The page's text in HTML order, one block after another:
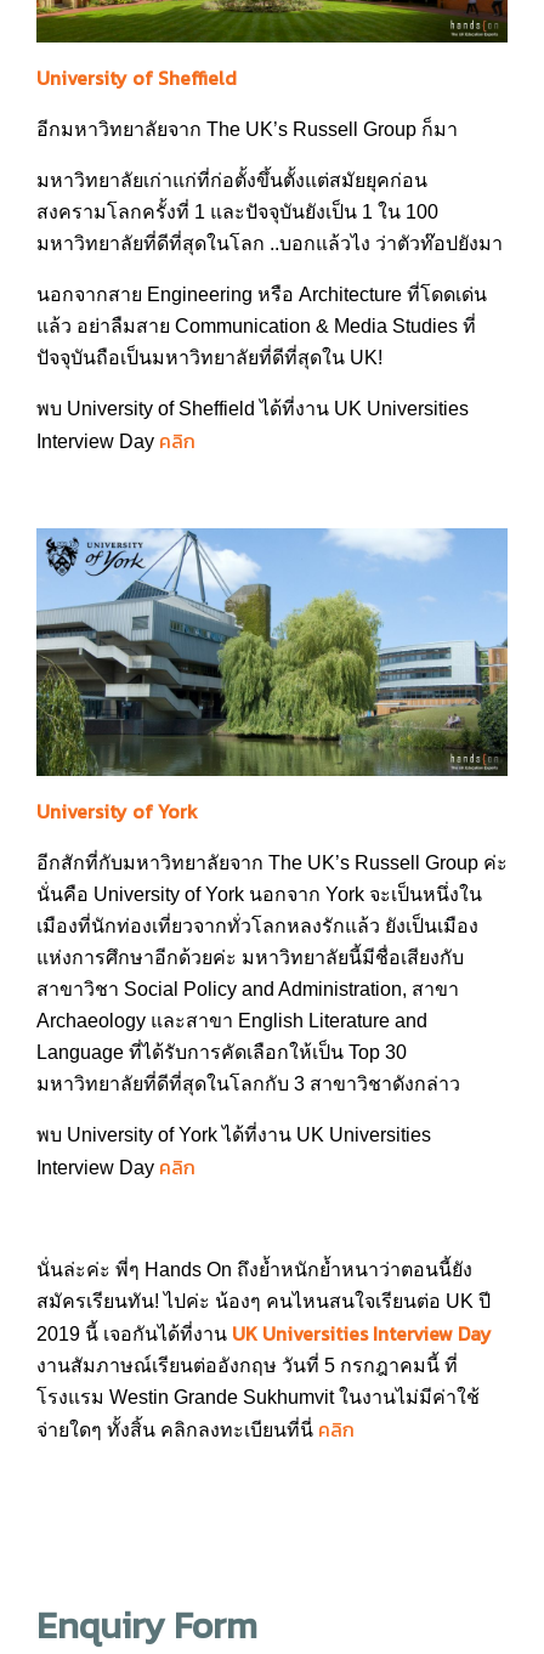
University of Sheffield
อีกมหาวิทยาลัยจาก The UK’s Russell Group ก็มา
มหาวิทยาลัยเก่าแก่ที่ก่อตั้งขึ้นตั้งแต่สมัยยุคก่อน
สงครามโลกครั้งที่ 1 และปัจจุบันยังเป็น 1 ใน 100
มหาวิทยาลัยที่ดีที่สุดในโลก ..บอกแล้วไง ว่าตัวท๊อปยังมา
นอกจากสาย Engineering หรือ Architecture ที่โดดเด่น
แล้ว อย่าลืมสาย Communication & Media Studies ที่
ปัจจุบันถือเป็นมหาวิทยาลัยที่ดีที่สุดใน UK!
พบ University of Sheffield ได้ที่งาน UK Universities
Interview Day คลิก
University of York
อีกสักที่กับมหาวิทยาลัยจาก The UK’s Russell Group ค่ะ
นั่นคือ University of York นอกจาก York จะเป็นหนึ่งใน
เมืองที่นักท่องเที่ยวจากทั่วโลกหลงรักแล้ว ยังเป็นเมือง
แห่งการศึกษาอีกด้วยค่ะ มหาวิทยาลัยนี้มีชื่อเสียงกับ
สาขาวิชา Social Policy and Administration, สาขา
Archaeology และสาขา English Literature and
Language ที่ได้รับการคัดเลือกให้เป็น Top 30
มหาวิทยาลัยที่ดีที่สุดในโลกกับ 3 สาขาวิชาดังกล่าว
พบ University of York ได้ที่งาน UK Universities
Interview Day คลิก
นั่นล่ะค่ะ พี่ๆ Hands On ถึงย้ำหนักย้ำหนาว่าตอนนี้ยัง
สมัครเรียนทัน! ไปค่ะ น้องๆ คนไหนสนใจเรียนต่อ UK ปี
2019 นี้ เจอกันได้ที่งาน UK Universities Interview Day
งานสัมภาษณ์เรียนต่ออังกฤษ วันที่ 5 กรกฎาคมนี้ ที่
โรงแรม Westin Grande Sukhumvit ในงานไม่มีค่าใช้
จ่ายใดๆ ทั้งสิ้น คลิกลงทะเบียนที่นี่ คลิก
Enquiry Form